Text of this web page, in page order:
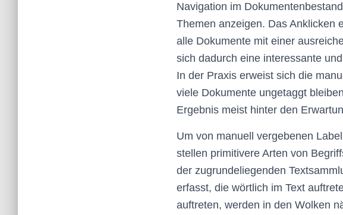
Navigation im
Themen anzeigen. Das Anklicken
alle Dokumente mit einer
sich dadurch eine interessante
In der Praxis erweist sich die
viele Dokumente ungetaggt
Ergebnis meist hinter den
Um von manuell vergebenen
stellen primitivere Arten von
der zugrundeliegenden
erfasst, die wörtlich im Text
auftreten, werden in den Wolken